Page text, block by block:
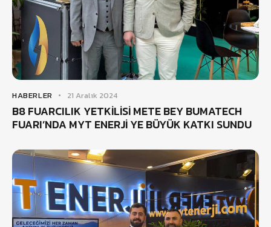
HABERLER 21 Aralık 2024
B8 FUARCILIK YETKİLİSİ METE BEY BUMATECH
FUARI’NDA MYT ENERJİ YE BÜYÜK KATKI SUNDU